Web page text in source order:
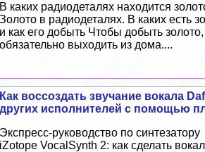
В каких радиодеталях находится
Золото в радиодеталях. В каких есть
и как его добыть Чтобы добыть
обязательно выходить из дома....
Как воссоздать звучание вокала
других исполнителей с помощью
Экспресс-руководство по синтезатору
iZotope VocalSynth 2: как сделать